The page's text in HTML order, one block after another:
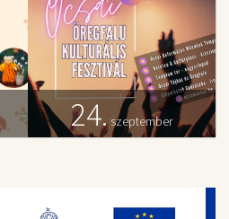
24. szeptember